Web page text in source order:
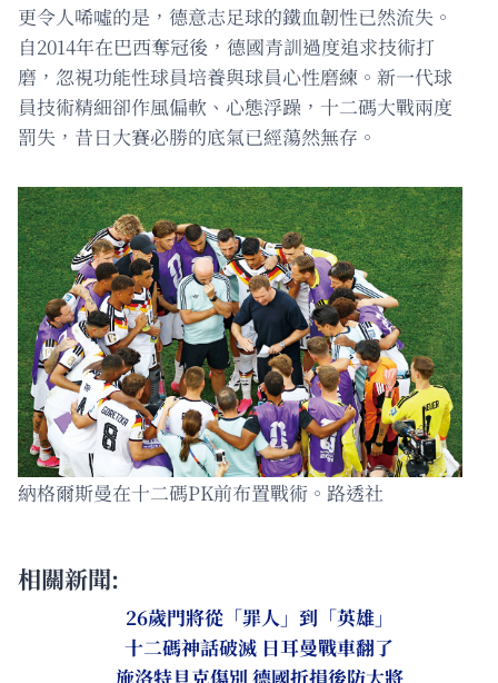
更令人唏噓的是，德意志足球的鐵血韌性已然流失。
自2014年在巴西奪冠後，德國青訓過度追求技術打
磨，忽視功能性球員培養與球員心性磨練。新一代球
員技術精細卻作風偏軟、心態浮躁，十二碼大戰兩度
罰失，昔日大賽必勝的底氣已經蕩然無存。
納格爾斯曼在十二碼PK前布置戰術。路透社
相關新聞:
26歲門將從「罪人」到「英雄」
十二碼神話破滅 日耳曼戰車翻了
施洛特貝克傷別 德國折損後防大將